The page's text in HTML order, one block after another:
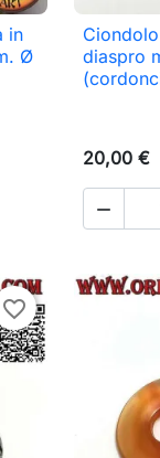
in
Ø
diaspro
20,00 €

favorite_border